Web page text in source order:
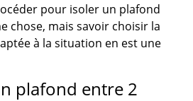
pour isoler un plafond
chose, mais savoir choisir la
à la situation en est une
plafond entre 2